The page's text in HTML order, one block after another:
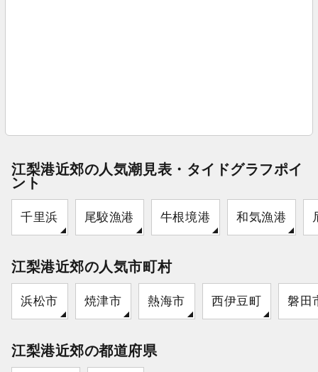
江梨港近郊の人気潮見表・タイドグラフポイ
ント
千里浜 尾駮漁港 牛根境港 和気漁港
江梨港近郊の人気市町村
浜松市 焼津市 熱海市 西伊豆町 磐田
江梨港近郊の都道府県